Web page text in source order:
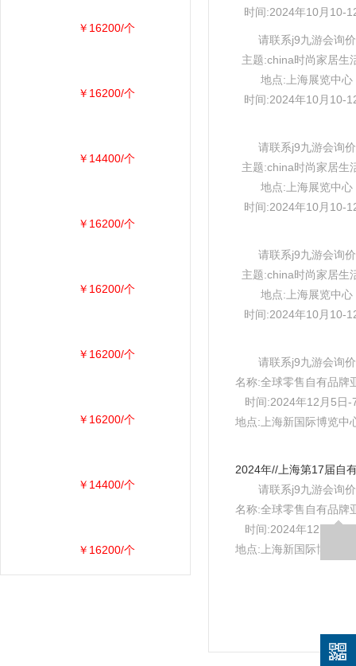
时间:2024年10月10-
请联系j9九游会询价
主题:china时尚家居生
地点:上海展览中心
时间:2024年10月10-
请联系j9九游会询价
主题:china时尚家居生
地点:上海展览中心
时间:2024年10月10-
请联系j9九游会询价
主题:china时尚家居生
地点:上海展览中心
时间:2024年10月10-
请联系j9九游会询价
名称:全球零售自有品牌
时间:2024年12月5日-
地点:上海新国际博览中
请联系j9九游会询价
名称:全球零售自有品牌
时间:2024年12月5日-
地点:上海新国际博览中
￥16200/个
￥16200/个
￥14400/个
￥16200/个
￥16200/个
￥16200/个
￥16200/个
￥14400/个
￥16200/个